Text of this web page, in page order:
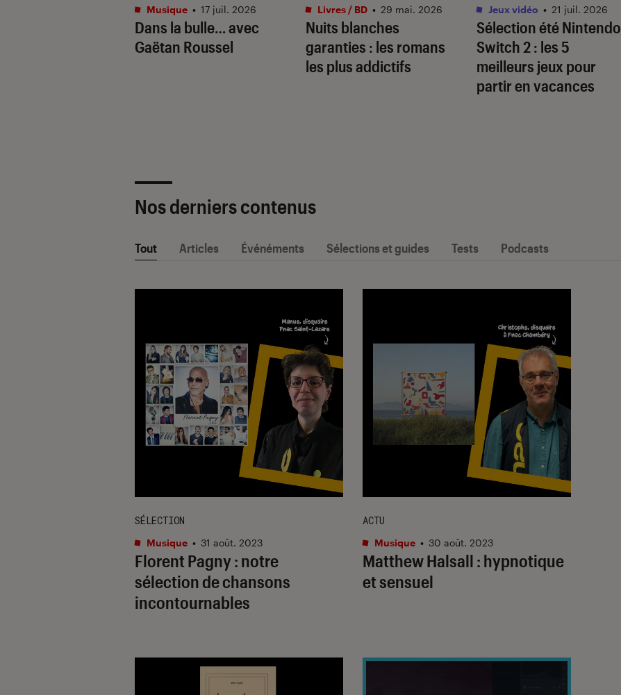
Dans la bulle… avec
Gaëtan Roussel
Musique • 17 juil. 2026
Nuits blanches
garanties : les romans
les plus addictifs
Livres / BD • 29 mai. 2026
Sélection été Nintendo
Switch 2 : les 5
meilleurs jeux pour
partir en vacances
Jeux vidéo • 21 juil. 2026
Nos derniers contenus
Tout Articles Événéments Sélections et guides Tests Podcasts
Florent Pagny : notre
sélection de chansons
incontournables
SÉLECTION
Musique • 31 août. 2023
Matthew Halsall : hypnotique
et sensuel
ACTU
Musique • 30 août. 2023